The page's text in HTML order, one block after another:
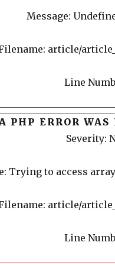
Message:
article/
Line
A PHP ERROR
Severity:
Trying to access
article/
Line